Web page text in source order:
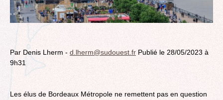
Par Denis Lherm - d.lherm@sudouest.fr Publié le 28/05/2023 à
9h31
Les élus de Bordeaux Métropole ne remettent pas en question